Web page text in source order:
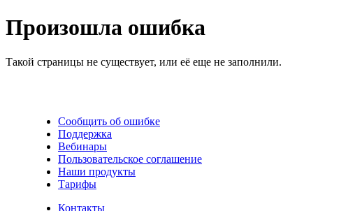
Произошла ошибка
Такой страницы не существует, или её еще не заполнили.
Сообщить об ошибке
Поддержка
Вебинары
Пользовательское соглашение
Наши продукты
Тарифы
Контакты